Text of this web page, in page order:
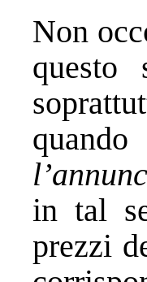
Non
in tal
prezzi